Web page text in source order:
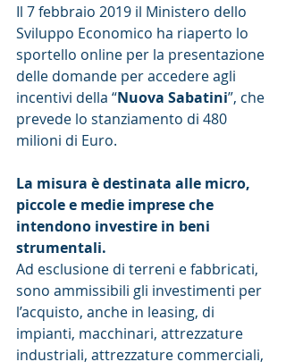
Il 7 febbraio 2019 il Ministero dello
Sviluppo Economico ha riaperto lo
sportello online per la presentazione
delle domande per accedere agli
incentivi della “Nuova Sabatini”, che
prevede lo stanziamento di 480
milioni di Euro.
La misura è destinata alle micro,
piccole e medie imprese che
intendono investire in beni
strumentali.
Ad esclusione di terreni e fabbricati,
sono ammissibili gli investimenti per
l’acquisto, anche in leasing, di
impianti, macchinari, attrezzature
industriali, attrezzature commerciali,